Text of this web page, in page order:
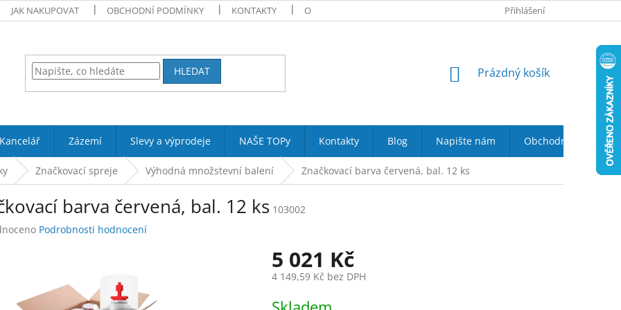
JAK NAKUPOVAT OBCHODNÍ PODMÍNKY KONTAKTY O NÁS DOPRAVA A PLATBA
Přihlášení
HLEDAT
NÁKUPNÍ
Prázdný košík
Kancelář Zázemí Slevy a výprodeje NAŠE TOPy Kontakty Blog Napište nám Obchodní podmínky
Značkovací spreje Výhodná množstevní balení Značkovací barva červená, bal. 12 ks
barva červená, bal. 12 ks 103002
Podrobnosti hodnocení
5 021 Kč
4 149,59 Kč bez DPH